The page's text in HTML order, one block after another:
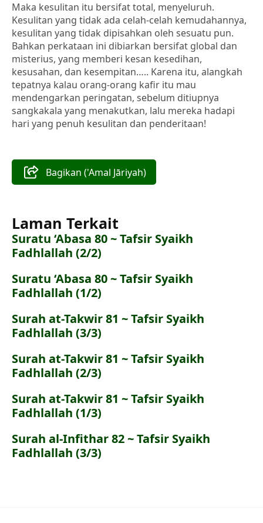
Maka kesulitan itu bersifat total, menyeluruh.
Kesulitan yang tidak ada celah-celah kemudahannya,
kesulitan yang tidak dipisahkan oleh sesuatu pun.
Bahkan perkataan ini dibiarkan bersifat global dan
misterius, yang memberi kesan kesedihan,
kesusahan, dan kesempitan….. Karena itu, alangkah
tepatnya kalau orang-orang kafir itu mau
mendengarkan peringatan, sebelum ditiupnya
sangkakala yang menakutkan, lalu mereka hadapi
hari yang penuh kesulitan dan penderitaan!
Bagikan ('Amal Jāriyah)
Laman Terkait
Suratu ‘Abasa 80 ~ Tafsir Syaikh
Fadhlallah (2/2)
Suratu ‘Abasa 80 ~ Tafsir Syaikh
Fadhlallah (1/2)
Surah at-Takwir 81 ~ Tafsir Syaikh
Fadhlallah (3/3)
Surah at-Takwir 81 ~ Tafsir Syaikh
Fadhlallah (2/3)
Surah at-Takwir 81 ~ Tafsir Syaikh
Fadhlallah (1/3)
Surah al-Infithar 82 ~ Tafsir Syaikh
Fadhlallah (3/3)